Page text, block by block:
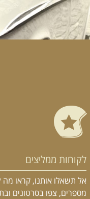
לקוחות ממליצים
אל תשאלו אותנו, קראו מה
מספרים, צפו בסרטונים